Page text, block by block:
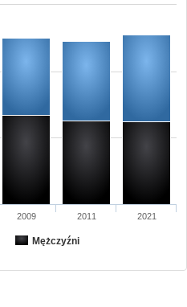
Mężczyźni
2009 2011 2021